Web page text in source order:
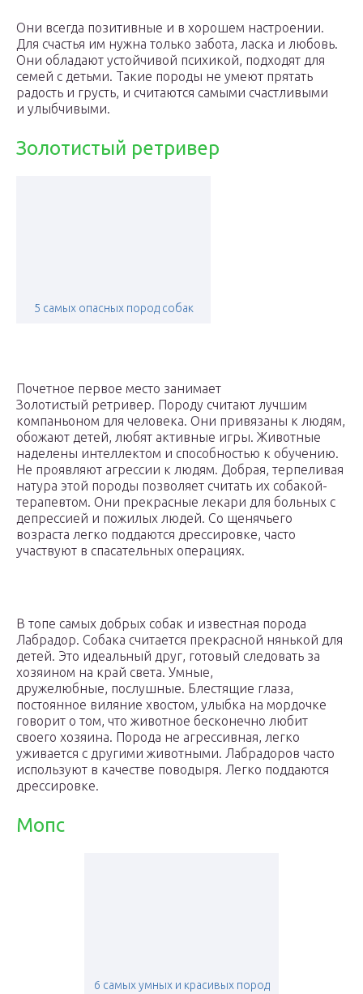
Они всегда позитивные и в хорошем настроении.
Для счастья им нужна только забота, ласка и любовь.
Они обладают устойчивой психикой, подходят для
семей с детьми. Такие породы не умеют прятать
радость и грусть, и считаются самыми счастливыми
и улыбчивыми.
Золотистый ретривер
5 самых опасных пород собак
Почетное первое место занимает
Золотистый ретривер. Породу считают лучшим
компаньоном для человека. Они привязаны к людям,
обожают детей, любят активные игры. Животные
наделены интеллектом и способностью к обучению.
Не проявляют агрессии к людям. Добрая, терпеливая
натура этой породы позволяет считать их собакой-
терапевтом. Они прекрасные лекари для больных с
депрессией и пожилых людей. Со щенячьего
возраста легко поддаются дрессировке, часто
участвуют в спасательных операциях.
В топе самых добрых собак и известная порода
Лабрадор. Собака считается прекрасной нянькой для
детей. Это идеальный друг, готовый следовать за
хозяином на край света. Умные,
дружелюбные, послушные. Блестящие глаза,
постоянное виляние хвостом, улыбка на мордочке
говорит о том, что животное бесконечно любит
своего хозяина. Порода не агрессивная, легко
уживается с другими животными. Лабрадоров часто
используют в качестве поводыря. Легко поддаются
дрессировке.
Мопс
6 самых умных и красивых пород